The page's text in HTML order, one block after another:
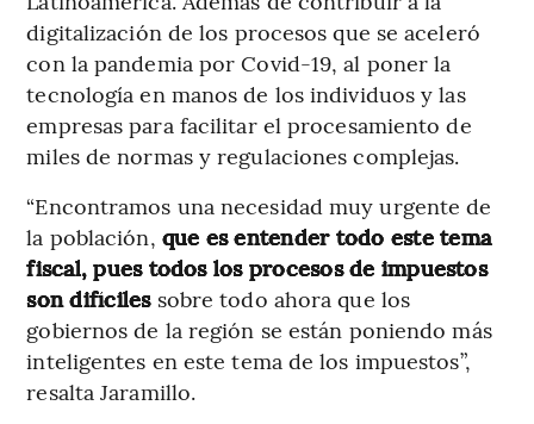
digitalización de los procesos que se aceleró
con la pandemia por Covid-19, al poner la
tecnología en manos de los individuos y las
empresas para facilitar el procesamiento de
miles de normas y regulaciones complejas.
“Encontramos una necesidad muy urgente de
la población, que es entender todo este tema
fiscal, pues todos los procesos de impuestos
son difícilessobre todo ahora que los
gobiernos de la región se están poniendo más
inteligentes en este tema de los impuestos”,
resalta Jaramillo.